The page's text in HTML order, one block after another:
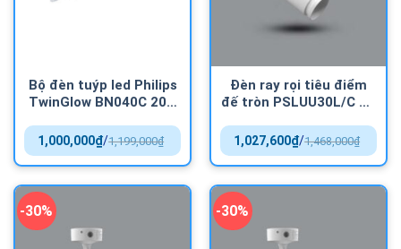
Bộ đèn tuýp led Philips
TwinGlow BN040C 20w
1,199,000₫
/
1,000,000₫
Đèn ray rọi tiêu điểm
đế tròn PSLUU30L/C độ
1,468,000₫
/
1,027,600₫
-30% -30%